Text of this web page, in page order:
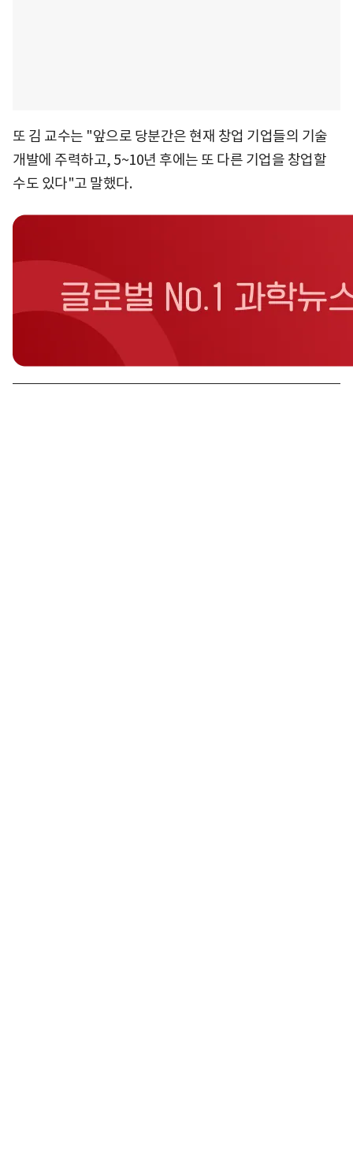
또 김 교수는 "앞으로 당분간은 현재 창업 기업들의 기술
개발에 주력하고, 5~10년 후에는 또 다른 기업을 창업할
수도 있다"고 말했다.